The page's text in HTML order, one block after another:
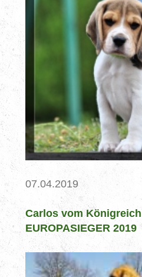
07.04.2019
Carlos vom
EUROPASIEGER 2019